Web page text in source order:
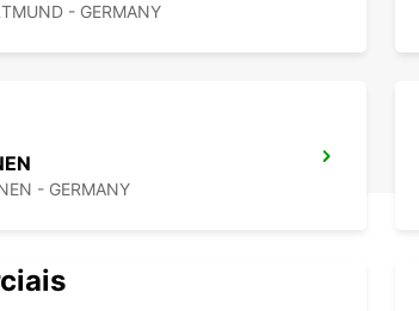
- GERMANY
- GERMANY